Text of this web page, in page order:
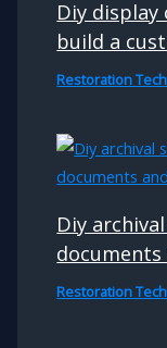
Diy
build a
Restoration
Diy
Restoration